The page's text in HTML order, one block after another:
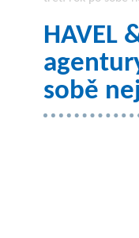
HAVEL
sobě